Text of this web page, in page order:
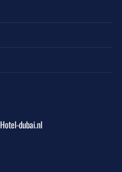
Hotel-dubai.nl